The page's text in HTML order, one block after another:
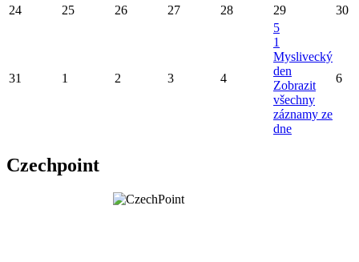
24 25 26 27 28 29 30
31 1 2 3 4
5
1
Myslivecký
den
Zobrazit
všechny
záznamy ze
dne
6
Czechpoint